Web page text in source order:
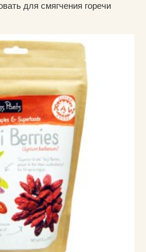
для смягчения горечи